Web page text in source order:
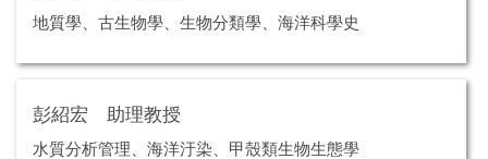
地質學、古生物學、生物分類學、海洋科學史
彭紹宏 助理教授
水質分析管理、海洋汙染、甲殼類生物生態學